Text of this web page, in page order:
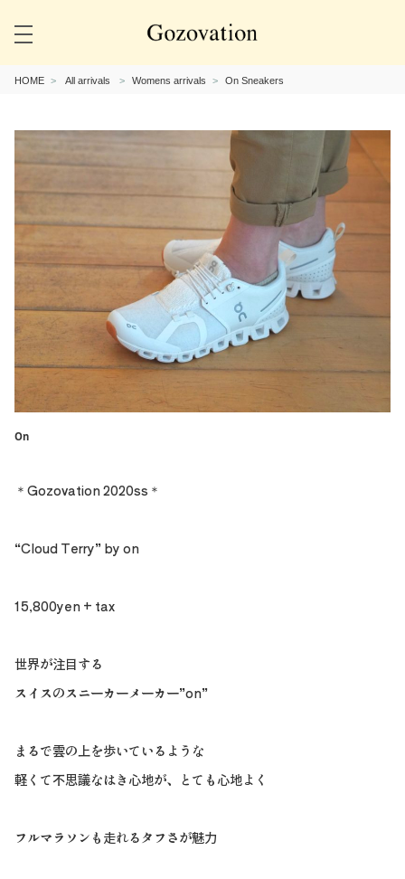
HOME All arrivals Womens arrivals On Sneakers
On
＊Gozovation 2020ss＊
“Cloud Terry” by on
15,800yen + tax
世界が注目する
スイスのスニーカーメーカー”on”
まるで雲の上を歩いているような
軽くて不思議なはき心地が、とても心地よく
フルマラソンも走れるタフさが魅力